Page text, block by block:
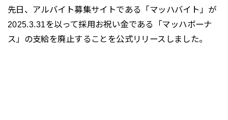
先日、アルバイト募集サイトである「マッハバイト」が
2025.3.31を以って採用お祝い金である「マッハボーナ
ス」の支給を廃止することを公式リリースしました。